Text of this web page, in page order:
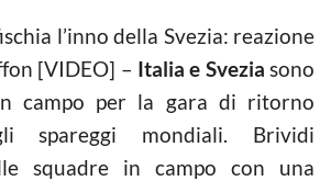
l’inno della Svezia: reazione
[VIDEO] – Italia e Svezia sono
campo per la gara di ritorno
spareggi mondiali. Brividi
squadre in campo con una